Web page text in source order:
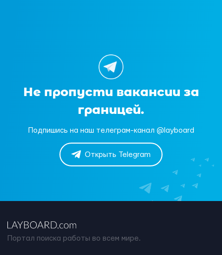
Не пропусти вакансии за
границей.
Подпишись на наш телеграм-канал @layboard
Открыть Telegram
Портал поиска работы во всем мире.